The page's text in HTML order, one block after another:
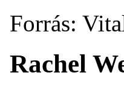
Forrás:
Rachel